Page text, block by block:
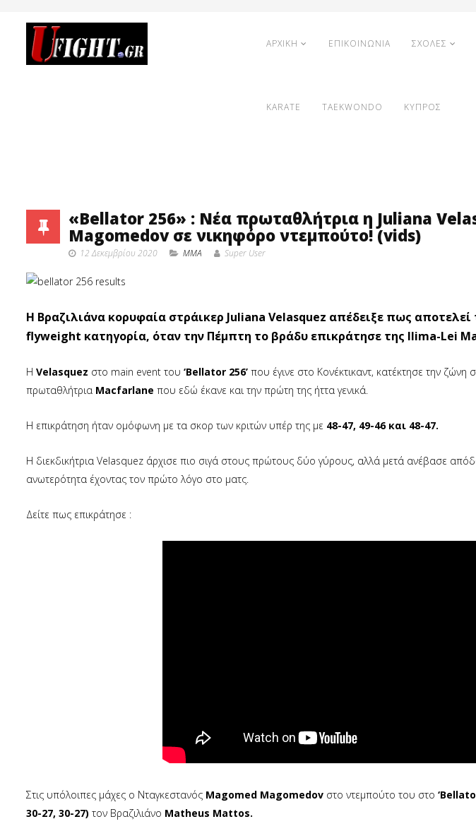
ΑΡΧΙΚΗ ΕΠΙΚΟΙΝΩΝΙΑ ΣΧΟΛΕΣ
KARATE TAEKWONDO ΚΥΠΡΟΣ
«Bellator 256» : Νέα πρωταθλήτρια η Juliana
Magomedov σε νικηφόρο ντεμπούτο! (vids)
12 Δεκεμβρίου 2020 MMA Super User
H Βραζιλιάνα κορυφαία στράικερ Juliana Velasquez απέδειξε πως αποτελεί
flyweight κατηγορία, όταν την Πέμπτη το βράδυ επικράτησε της Ilima-Lei
Η Velasquez στο main event του ‘Bellator 256’ που έγινε στο Κονέκτικαντ, κατέκτησε την
πρωταθλήτρια Macfarlane που εδώ έκανε και την πρώτη της ήττα γενικά.
Η επικράτηση ήταν ομόφωνη με τα σκορ των κριτών υπέρ της με 48-47, 49-46 και 48-47.
Η διεκδικήτρια Velasquez άρχισε πιο σιγά στους πρώτους δύο γύρους, αλλά μετά ανέβασε
ανωτερότητα έχοντας τον πρώτο λόγο στο ματς.
Δείτε πως επικράτησε :
Στις υπόλοιπες μάχες ο Νταγκεστανός Magomed Magomedov στο ντεμπούτο του στο
30-27, 30-27) τον Βραζιλιάνο Matheus Mattos.